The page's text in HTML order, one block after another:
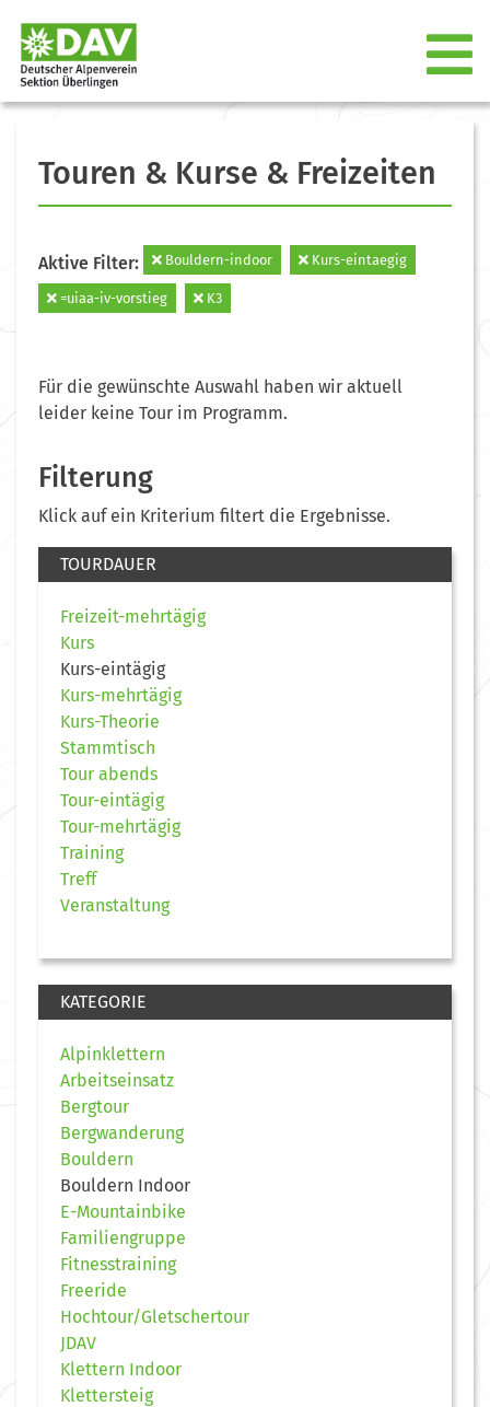
Touren & Kurse & Freizeiten
Aktive Filter: Bouldern-indoor Kurs-eintaegig
=uiaa-iv-vorstieg K3
Für die gewünschte Auswahl haben wir aktuell
leider keine Tour im Programm.
Filterung
Klick auf ein Kriterium filtert die Ergebnisse.
TOURDAUER
Freizeit-mehrtägig
Kurs
Kurs-eintägig
Kurs-mehrtägig
Kurs-Theorie
Stammtisch
Tour abends
Tour-eintägig
Tour-mehrtägig
Training
Treff
Veranstaltung
KATEGORIE
Alpinklettern
Arbeitseinsatz
Bergtour
Bergwanderung
Bouldern
Bouldern Indoor
E-Mountainbike
Familiengruppe
Fitnesstraining
Freeride
Hochtour/Gletschertour
JDAV
Klettern Indoor
Klettersteig